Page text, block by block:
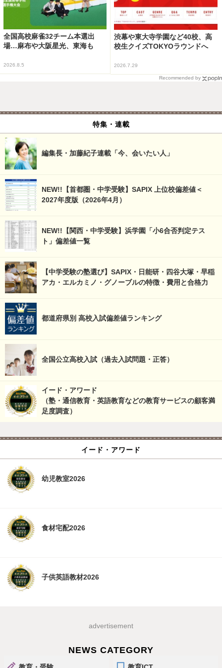
全国高校麻雀32チーム本選出
場…麻布や大阪星光、東海も
2026.8.5
渋幕や東大寺学園など40校、高
校生クイズTOKYOラウンドへ
2026.7.29
Recommended by
特集・連載
編集長・加藤紀子連載「今、会いたい人」
NEW!!【首都圏・中学受験】SAPIX 上位校偏差値＜
2027年度版（2026年4月）
NEW!!【関西・中学受験】浜学園「小6合否判定テス
ト」偏差値一覧
【中学受験の塾選び】SAPIX・日能研・四谷大塚・早稲
アカ・エルカミノ・グノーブルの特徴・費用と合格力
都道府県別 高校入試偏差値ランキング
全国公立高校入試（過去入試問題・正答）
イード・アワード
（塾・通信教育・英語教育などの教育サービスの顧客満
足度調査）
イード・アワード
幼児教室2026
食材宅配2026
子供英語教材2026
advertisement
NEWS CATEGORY